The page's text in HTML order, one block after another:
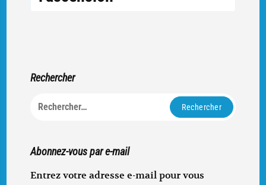
Rechercher
Rechercher :
Abonnez-vous par e-mail
Entrez votre adresse e-mail pour vous